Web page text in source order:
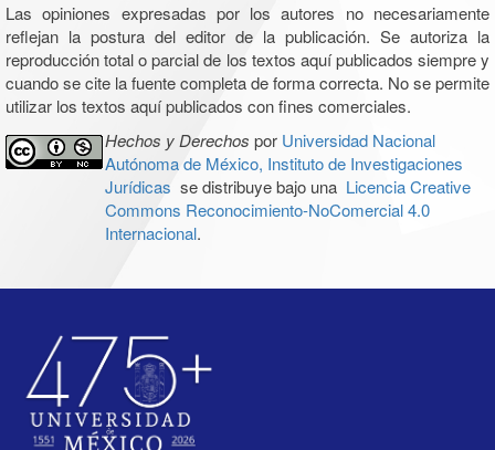
Las opiniones expresadas por los autores no necesariamente
reflejan la postura del editor de la publicación. Se autoriza la
reproducción total o parcial de los textos aquí publicados siempre y
cuando se cite la fuente completa de forma correcta. No se permite
utilizar los textos aquí publicados con fines comerciales.
Hechos y Derechos por Universidad Nacional
Autónoma de México, Instituto de Investigaciones
Jurídicas se distribuye bajo una Licencia Creative
Commons Reconocimiento-NoComercial 4.0
Internacional.